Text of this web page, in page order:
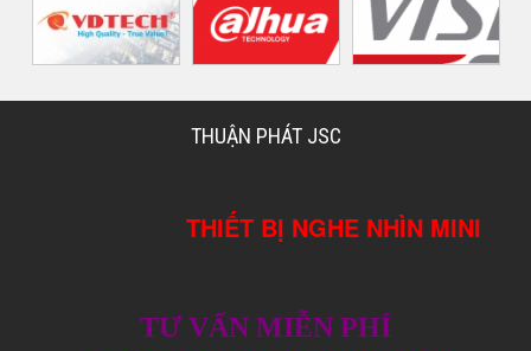
THUẬN PHÁT JSC
THIẾT BỊ NGHE NHÌN MINI
TƯ VẤN MIỄN PHÍ